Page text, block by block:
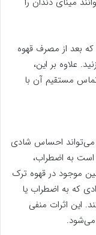
بعد از مصرف قهوه
علاوه بر این،
مستقیم آن با
می‌تواند احساس شادی
به اضطراب،
موجود در قهوه ترک
که به اضطراب یا
این اثرات منفی
می‌شود.